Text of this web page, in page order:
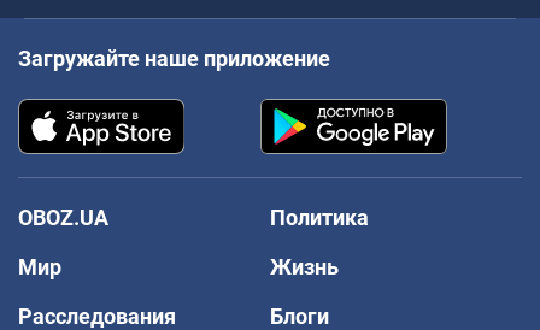
Загружайте наше приложение
OBOZ.UA
Политика
Мир
Жизнь
Расследования
Блоги